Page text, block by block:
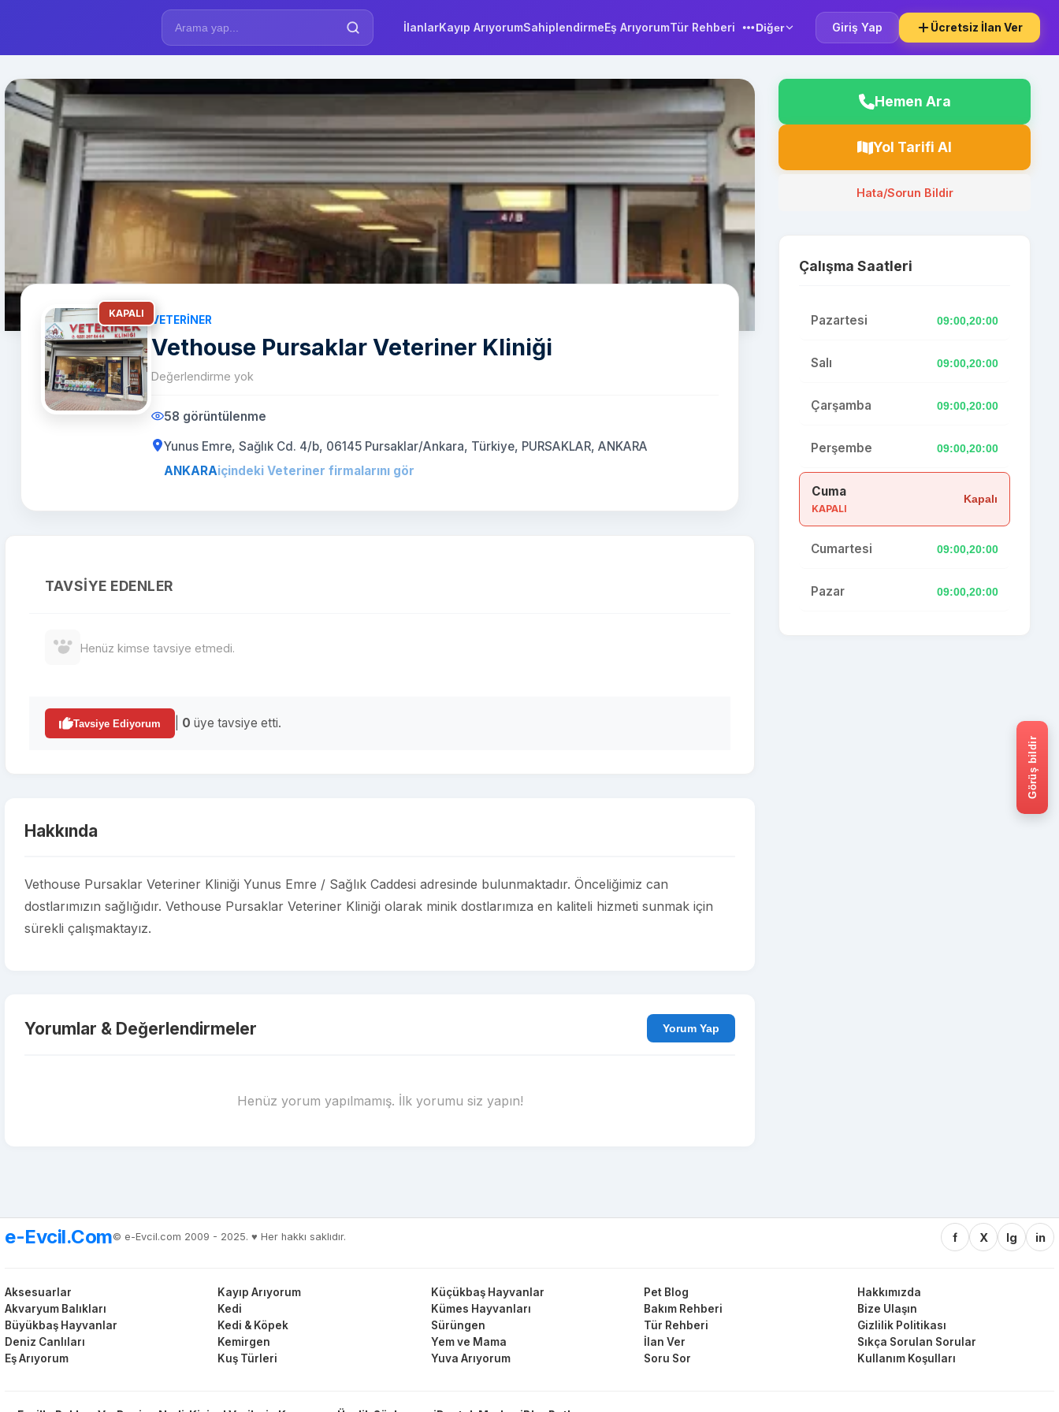
İlanlarKayıp ArıyorumSahiplendirmeEş ArıyorumTür Rehberi Diğer Giriş Yap Ücretsiz İlan Ver
KAPALI
VETERINER
Vethouse Pursaklar Veteriner Kliniği
Değerlendirme yok
58 görüntülenme
Yunus Emre, Sağlık Cd. 4/b, 06145 Pursaklar/Ankara, Türkiye, PURSAKLAR, ANKARA
ANKARAiçindeki Veteriner firmalarını gör
TAVSIYE EDENLER
Henüz kimse tavsiye etmedi.
Tavsiye Ediyorum 0 üye tavsiye etti.
Hakkında
Vethouse Pursaklar Veteriner Kliniği Yunus Emre / Sağlık Caddesi adresinde bulunmaktadır. Önceliğimiz can
dostlarımızın sağlığıdır. Vethouse Pursaklar Veteriner Kliniği olarak minik dostlarımıza en kaliteli hizmeti sunmak için
sürekli çalışmaktayız.
Yorumlar & Değerlendirmeler Yorum Yap
Henüz yorum yapılmamış. İlk yorumu siz yapın!
Hemen Ara
Yol Tarifi Al
Hata/Sorun Bildir
Çalışma Saatleri
Pazartesi 09:00,20:00
Salı 09:00,20:00
Çarşamba 09:00,20:00
Perşembe 09:00,20:00
Cuma
KAPALI
Kapalı
Cumartesi 09:00,20:00
Pazar 09:00,20:00
e-Evcil.Com© e-Evcil.com 2009 - 2025. ♥️ Her hakkı saklıdır. f X Ig in
Aksesuarlar
Akvaryum Balıkları
Büyükbaş Hayvanlar
Deniz Canlıları
Eş Arıyorum
Kayıp Arıyorum
Kedi
Kedi & Köpek
Kemirgen
Kuş Türleri
Küçükbaş Hayvanlar
Kümes Hayvanları
Sürüngen
Yem ve Mama
Yuva Arıyorum
Pet Blog
Bakım Rehberi
Tür Rehberi
İlan Ver
Soru Sor
Hakkımızda
Bize Ulaşın
Gizlilik Politikası
Sıkça Sorulan Sorular
Kullanım Koşulları
Görüş bildir